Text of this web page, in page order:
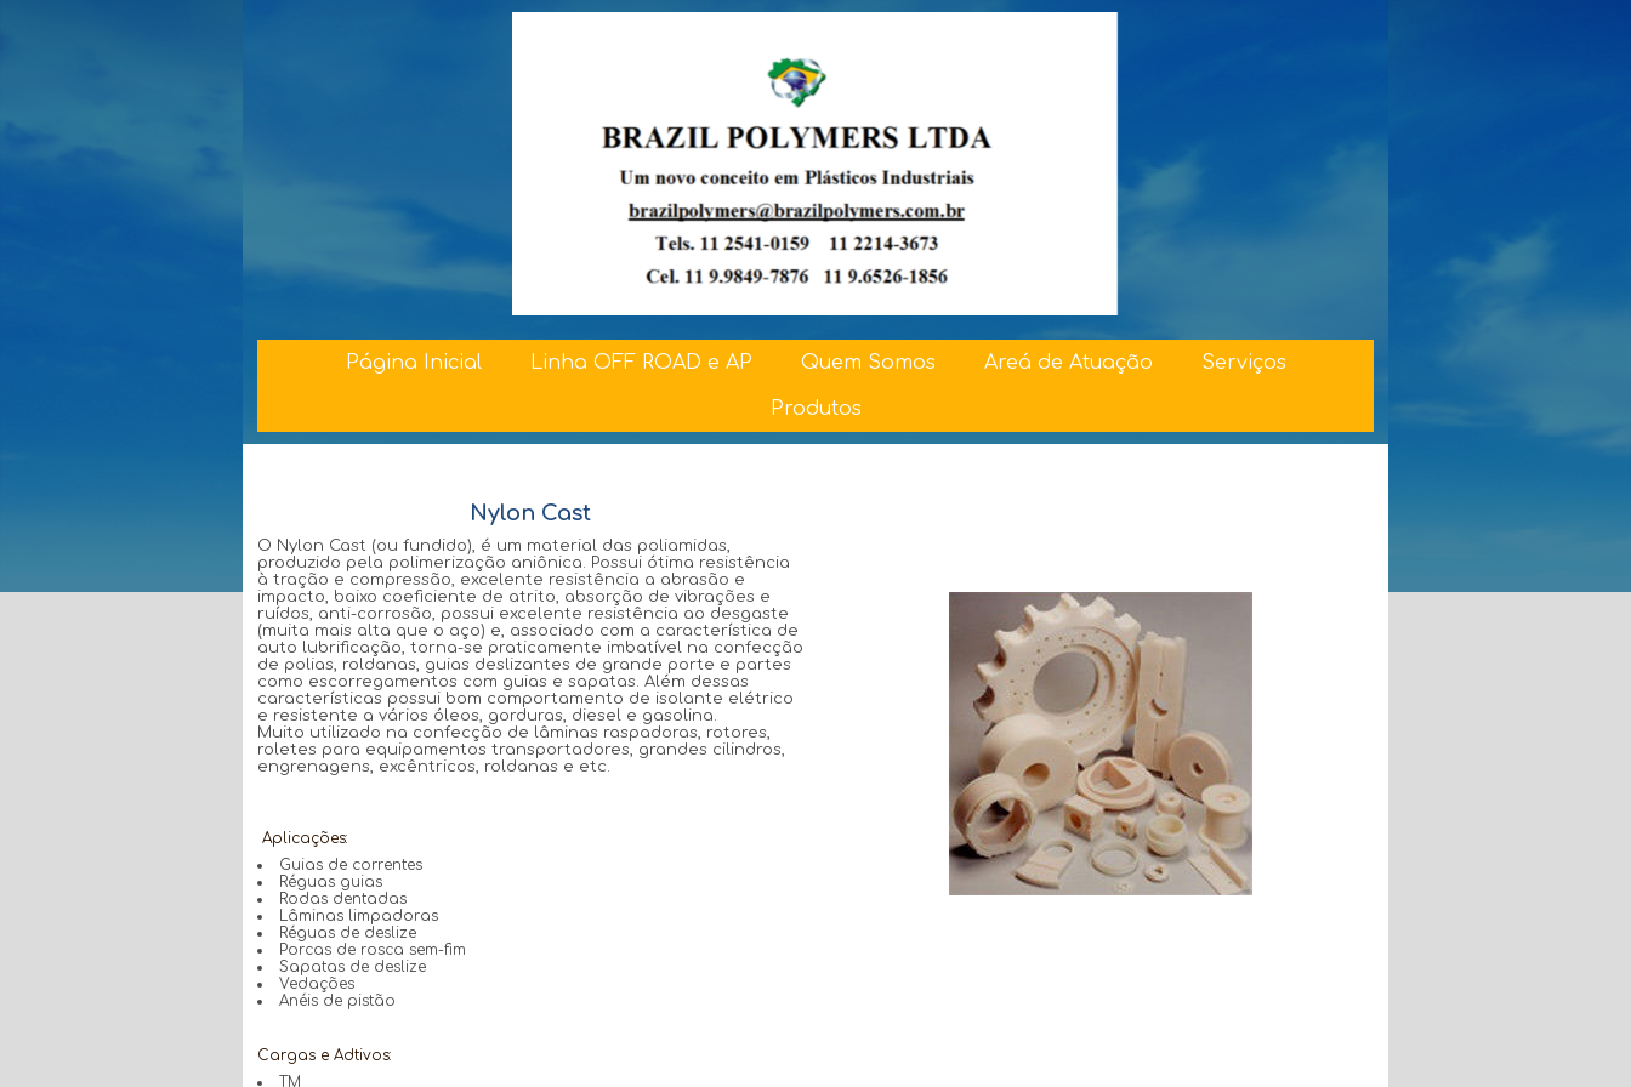
Página Inicial Linha OFF ROAD e AP Quem Somos Areá de Atuação Serviços
Produtos
Nylon Cast
O Nylon Cast (ou fundido), é um material das poliamidas,
produzido pela polimerização aniônica. Possui ótima resistência
à tração e compressão, excelente resistência a abrasão e
impacto, baixo coeficiente de atrito, absorção de vibrações e
ruídos, anti-corrosão, possui excelente resistência ao desgaste
(muita mais alta que o aço) e, associado com a característica de
auto lubrificação, torna-se praticamente imbatível na confecção
de polias, roldanas, guias deslizantes de grande porte e partes
como escorregamentos com guias e sapatas. Além dessas
características possui bom comportamento de isolante elétrico
e resistente a vários óleos, gorduras, diesel e gasolina.
Muito utilizado na confecção de lâminas raspadoras, rotores,
roletes para equipamentos transportadores, grandes cilindros,
engrenagens, excêntricos, roldanas e etc.
Aplicações:
Guias de correntes
Réguas guias
Rodas dentadas
Lâminas limpadoras
Réguas de deslize
Porcas de rosca sem-fim
Sapatas de deslize
Vedações
Anéis de pistão
Cargas e Adtivos:
TM